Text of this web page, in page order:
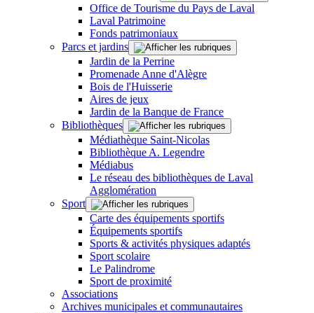
Office de Tourisme du Pays de Laval
Laval Patrimoine
Fonds patrimoniaux
Parcs et jardins
Jardin de la Perrine
Promenade Anne d'Alègre
Bois de l'Huisserie
Aires de jeux
Jardin de la Banque de France
Bibliothèques
Médiathèque Saint-Nicolas
Bibliothèque A. Legendre
Médiabus
Le réseau des bibliothèques de Laval
Agglomération
Sport
Carte des équipements sportifs
Équipements sportifs
Sports & activités physiques adaptés
Sport scolaire
Le Palindrome
Sport de proximité
Associations
Archives municipales et communautaires